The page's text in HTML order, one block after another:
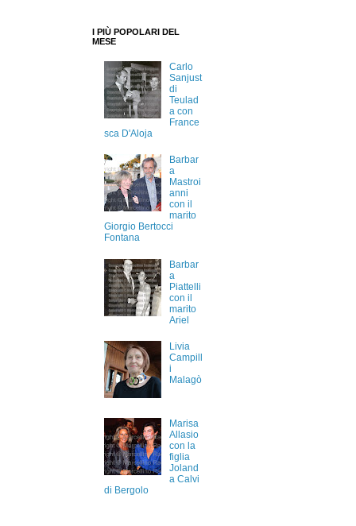
I PIÙ POPOLARI DEL
MESE
Carlo
Sanjust
di
Teulad
a con
France
sca D'Aloja
Barbar
a
Mastroi
anni
con il
marito
Giorgio Bertocci
Fontana
Barbar
a
Piattelli
con il
marito
Ariel
Livia
Campill
i
Malagò
Marisa
Allasio
con la
figlia
Joland
a Calvi
di Bergolo